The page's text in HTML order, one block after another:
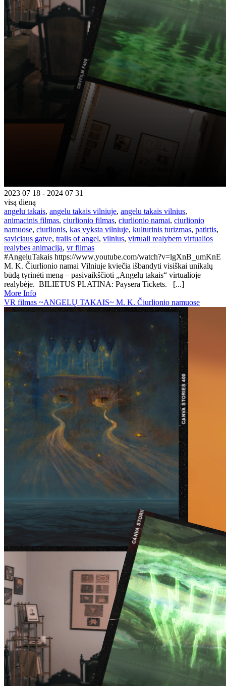
2023 07 18 - 2024 07 31
visą dieną
angelu takais, angelu takais vilniuje, angelu takais vilnius,
animacinis filmas, ciurlionio filmas, ciurlionio namai, ciurlionio
namuose, ciurlionis, kas vyksta vilniuje, kulturinis turizmas, patirtis,
saviciaus gatve, trails of angel, vilnius, virtuali realybem virtualios
realybes animacija, vr filmas
#AngeluTakais https://www.youtube.com/watch?v=lgXnB_umKnE
M. K. Čiurlionio namai Vilniuje kviečia išbandyti visiškai unikalų
būdą tyrinėti meną – pasivaikščioti „Angelų takais“ virtualioje
realybėje. BILIETUS PLATINA: Paysera Tickets. [...]
More Info
VR filmas ~ANGELŲ TAKAIS~ M. K. Čiurlionio namuose